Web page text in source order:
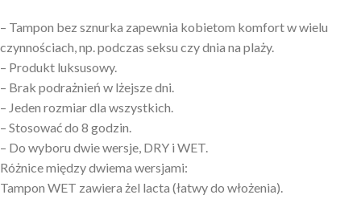
– Tampon bez sznurka zapewnia kobietom komfort w wielu
czynnościach, np. podczas seksu czy dnia na plaży.
– Produkt luksusowy.
– Brak podrażnień w lżejsze dni.
– Jeden rozmiar dla wszystkich.
– Stosować do 8 godzin.
– Do wyboru dwie wersje, DRY i WET.
Różnice między dwiema wersjami:
Tampon WET zawiera żel lacta (łatwy do włożenia).